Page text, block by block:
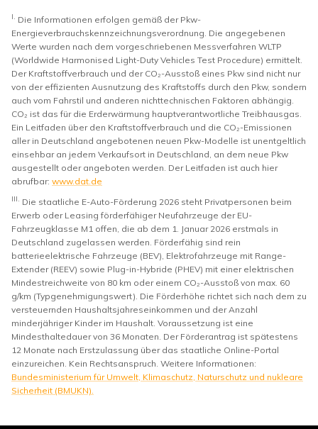
I. Die Informationen erfolgen gemäß der Pkw-
Energieverbrauchskennzeichnungsverordnung. Die angegebenen
Werte wurden nach dem vorgeschriebenen Messverfahren WLTP
(Worldwide Harmonised Light-Duty Vehicles Test Procedure) ermittelt.
Der Kraftstoffverbrauch und der CO₂-Ausstoß eines Pkw sind nicht nur
von der effizienten Ausnutzung des Kraftstoffs durch den Pkw, sondern
auch vom Fahrstil und anderen nichttechnischen Faktoren abhängig.
CO₂ ist das für die Erderwärmung hauptverantwortliche Treibhausgas.
Ein Leitfaden über den Kraftstoffverbrauch und die CO₂-Emissionen
aller in Deutschland angebotenen neuen Pkw-Modelle ist unentgeltlich
einsehbar an jedem Verkaufsort in Deutschland, an dem neue Pkw
ausgestellt oder angeboten werden. Der Leitfaden ist auch hier
abrufbar: www.dat.de
III. Die staatliche E-Auto-Förderung 2026 steht Privatpersonen beim
Erwerb oder Leasing förderfähiger Neufahrzeuge der EU-
Fahrzeugklasse M1 offen, die ab dem 1. Januar 2026 erstmals in
Deutschland zugelassen werden. Förderfähig sind rein
batterieelektrische Fahrzeuge (BEV), Elektrofahrzeuge mit Range-
Extender (REEV) sowie Plug-in-Hybride (PHEV) mit einer elektrischen
Mindestreichweite von 80 km oder einem CO₂-Ausstoß von max. 60
g/km (Typgenehmigungswert). Die Förderhöhe richtet sich nach dem zu
versteuernden Haushaltsjahreseinkommen und der Anzahl
minderjähriger Kinder im Haushalt. Voraussetzung ist eine
Mindesthaltedauer von 36 Monaten. Der Förderantrag ist spätestens
12 Monate nach Erstzulassung über das staatliche Online-Portal
einzureichen. Kein Rechtsanspruch. Weitere Informationen:
Bundesministerium für Umwelt, Klimaschutz, Naturschutz und nukleare
Sicherheit (BMUKN).